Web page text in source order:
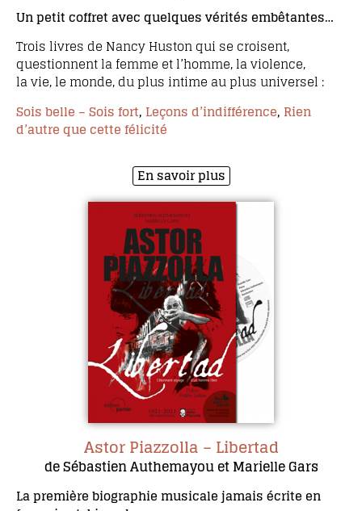
Un petit coffret avec quelques vérités embêtantes…
Trois livres de Nancy Huston qui se croisent,
questionnent la femme et l’homme, la violence,
la vie, le monde, du plus intime au plus universel :
Sois belle – Sois fort, Leçons d’indifférence, Rien
d’autre que cette félicité
En savoir plus
Astor Piazzolla – Libertad
de Sébastien Authemayou et Marielle Gars
La première biographie musicale jamais écrite en